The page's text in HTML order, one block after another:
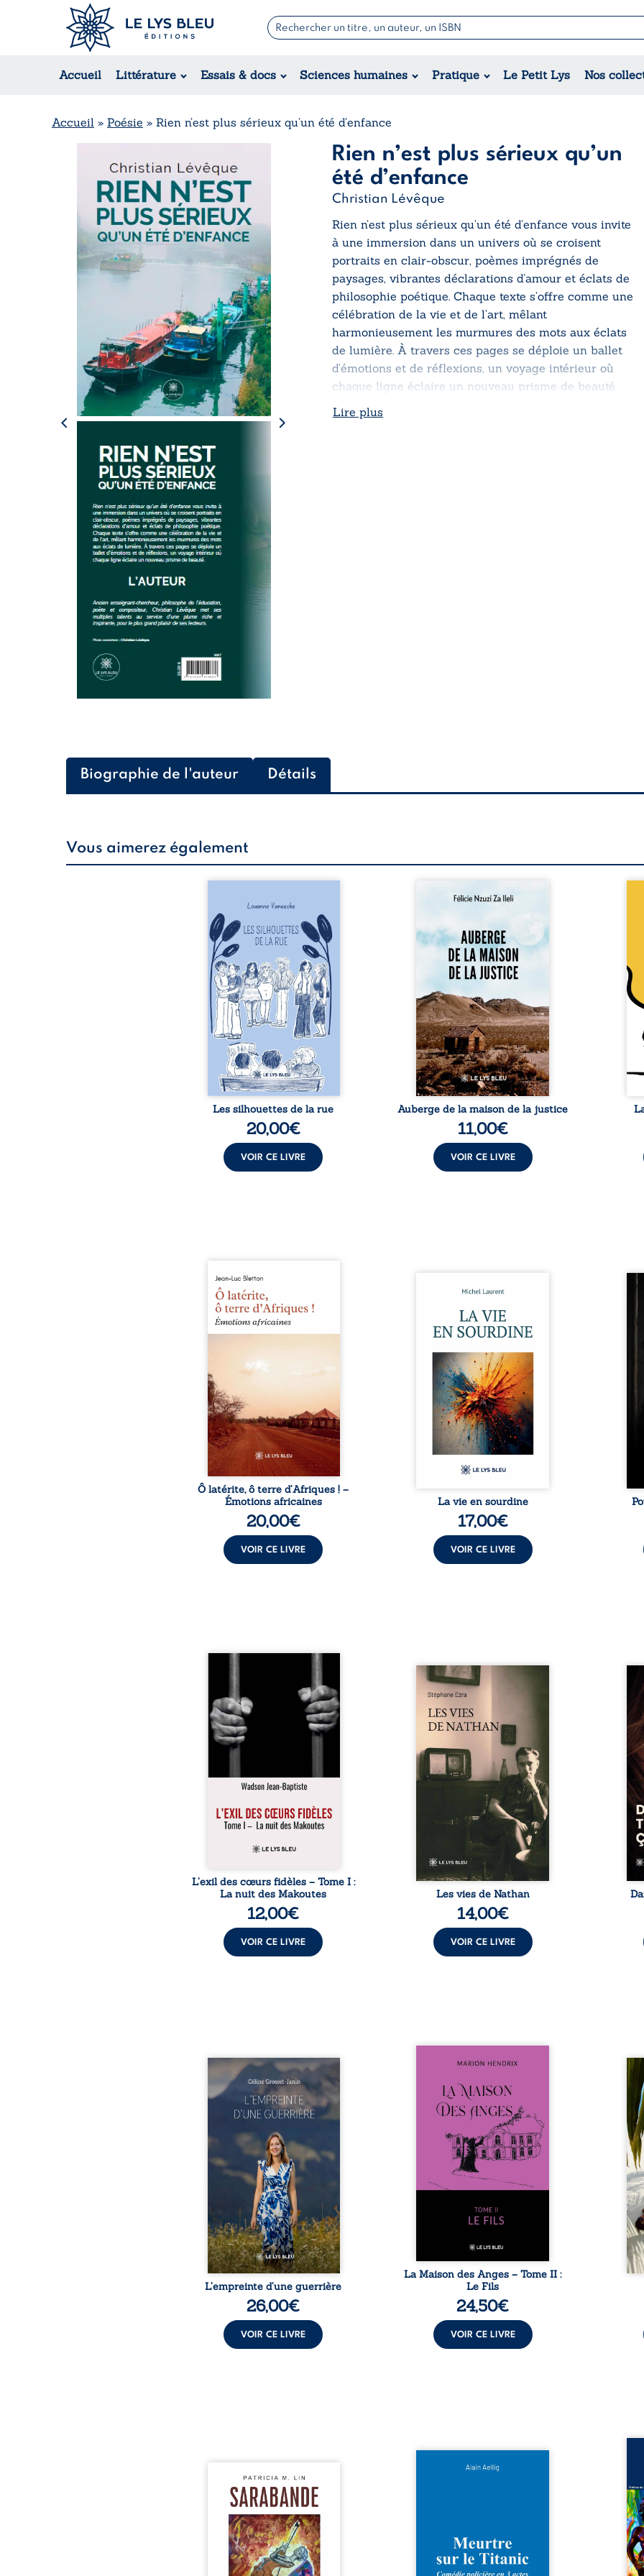
Accueil Littérature Essais & docs Sciences humaines Pratique Le Petit Lys Nos
Romans
Suspense / Thriller / Policier
Romance
Régional
Jeunesse
Théâtre
Accueil » Poésie » Rien n’est plus sérieux qu’un été d’enfance
Rien n’est plus sérieux qu’un
été d’enfance
Christian Lévêque
Rien n’est plus sérieux qu’un été d’enfance vous invite
à une immersion dans un univers où se croisent
portraits en clair-obscur, poèmes imprégnés de
paysages, vibrantes déclarations d’amour et éclats de
philosophie poétique. Chaque texte s’offre comme une
célébration de la vie et de l’art, mêlant
harmonieusement les murmures des mots aux éclats
de lumière. À travers ces pages se déploie un ballet
d’émotions et de réflexions, un voyage intérieur où
chaque ligne éclaire un nouveau prisme de beauté.
Lire plus
Biographie de l'auteur Détails
Vous aimerez également
donne la parole à six
personnages ordinaires,
traversés par des pensées, des
émotions et des silences qui
pourraient appartenir à
chacun de nous. À travers
leurs parcours, ce roman invite
à porter un regard différent
sur celles et ceux qui nous
entourent, à deviner ce qui se
cache derrière les apparences
et à s’ouvrir au fourmillement
sensible de notre ...
Les silhouettes de la rue
20,00€
VOIR CE LIVRE
Auberge de la maison de la
parcours exemplaire de Mbala
Zi Nkuaku Lema Félix.
Magistrat intègre, fervent
défenseur des droits humains
et de l’indépendance
judiciaire, il voit sa carrière de
trente-quatre ans brutalement
brisée par une révocation
arbitraire en 2009, plongeant
sa vie dans un chaos matériel
et moral. À ...
Auberge de la maison de la justice
11,00€
VOIR CE LIVRE
le
Ô latérite, ô terre d’Afriques !
est un hommage poétique et
authentique aux paysages, aux
rencontres et aux émotions
brutes d’un continent en
reconstruction, entre
souvenirs intimes – la pluie à
Namoungou, le baobab de
Zagtouli – aux portraits
marquants – Thomas Sankara,
Hamadoun Dicko, le Vieux
Biokou – l’auteur partage des
instantanés ...
Ô latérite, ô terre d’Afriques ! –
Émotions africaines
20,00€
VOIR CE LIVRE
Nina et Pierre se sont
presque par hasard, et se sont
aimés simplement, persuadés
que la présence de l’autre
suffirait. Ils mènent une
existence modeste, rythmée
par le travail, la fatigue et les
silences. La mort de la mère de
Nina, chez qui ils vivent,
fragilise un équilibre déjà
précaire. Puis vient la
naissance de leur enfant, et le
basculement. ...
La vie en sourdine
17,00€
VOIR CE LIVRE
la
ont
la
« Une nuit suffit parfois pour
briser une famille… mais
certaines fidélités traversent
les années. » Haïti, sous la
dictature des Duvalier. La peur
s’étend jusque dans les
villages les plus reculés. À
Bainet, Jean-Joël Joli mène une
existence paisible avec sa
famille. Chef de section
respecté, il refuse pourtant de
fermer les yeux sur l’injustice.
Mais, dans un ...
L’exil des cœurs fidèles – Tome I :
La nuit des Makoutes
12,00€
VOIR CE LIVRE
Les vies de Nathan est un
recueil de poésie né en trois
la première fois, Stéphane Ezra,
médium, a pu communiquer
avec son père, disparu depuis
plus de vingt ans et qu’il n’a
jamais connu. De ce dialogue
par-delà la mort naissent des
poèmes qui retracent une vie
marquée par la Seconde
Guerre mondiale, une identité
juive brisée, la guerre ...
Les vies de Nathan
14,00€
VOIR CE LIVRE
À
ce
Que reste-t-il de l’enfance
lorsque la maladie impose ses
propres règles ? L’empreinte
d’une guerrière livre, sans
détour, le récit d’un quotidien
bouleversé par la maladie
chronique, l’errance médicale
et de longues hospitalisations.
L’auteure y raconte ce que les
dossiers médicaux taisent : la
peur, l’isolement, l’épuisement
et le sentiment de ne pas ...
L’empreinte d’une guerrière
26,00€
VOIR CE LIVRE
Nous sommes en 1979, soit 15
patriarche Anatole-Eustache.
La famille devra affronter non
seulement un inconnu qui rôde
autour du domaine et dont
Firmin, le fidèle majordome,
redoute les visites, le passé
encombrant d’Anatole-
Eustache, la malédiction
familiale, mais aussi la toute-
puissance de Gauthier. Mais
comment dompter cet enfant
avant qu’il ...
La Maison des Anges – Tome II :
Le Fils
24,50€
VOIR CE LIVRE
Au
eux,
Aux chants crépitants de l’été,
Sous le silence ouaté de la
neige en hiver, Au cours de
nuits pâles, Dans la clarté
bienveillante de la lune, Rêves,
pensées, révoltes et espoirs…
Des mots s’assemblent, colorés,
rebelles aux règles de la
Et si le naufrage n’avait pas
les profondeurs de l’Atlantique.
Sept décennies plus tard, la
découverte de l’épave fait
La
de